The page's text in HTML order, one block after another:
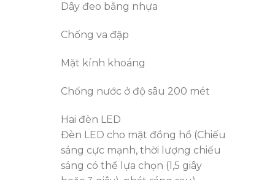
Dây đeo bằng nhựa
Chống va đập
Mặt kính khoáng
Chống nước ở độ sâu 200 mét
Hai đèn LED
Đèn LED cho mặt đồng hồ (Chiếu
sáng cực mạnh, thời lượng chiếu
sáng có thể lựa chọn (1,5 giây